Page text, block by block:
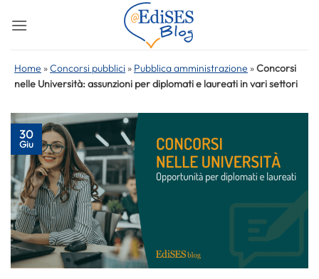
Home »Concorsi pubblici » Pubblica amministrazione »Concorsi
nelle Università: assunzioni per diplomati e laureati in vari settori
30
Giu